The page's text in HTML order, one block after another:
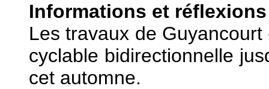
Informations et
Les travaux de
cyclable bidirectionnelle
cet automne.